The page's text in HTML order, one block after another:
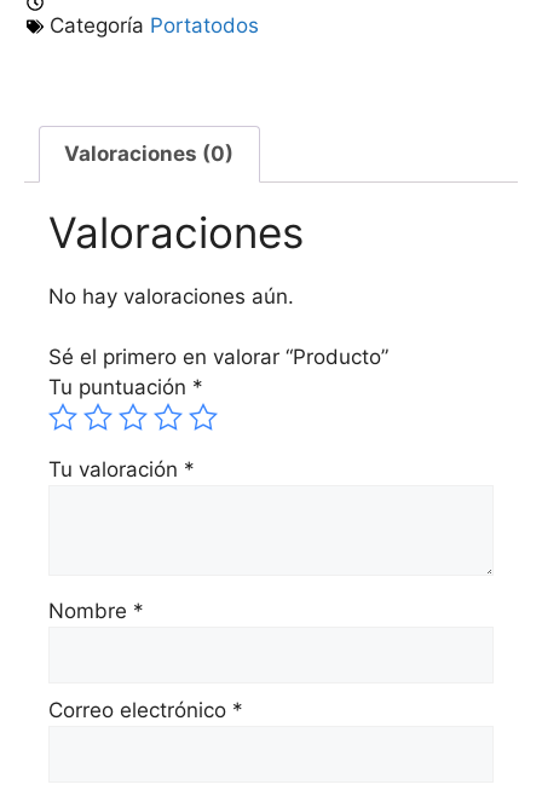
Categoría Portatodos
Valoraciones (0)
Valoraciones
No hay valoraciones aún.
Sé el primero en valorar “Producto”
Tu puntuación *
Tu valoración *
Nombre *
Correo electrónico *